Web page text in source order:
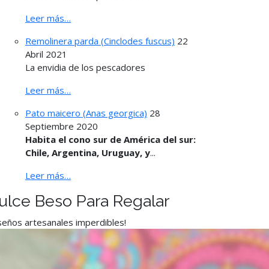
Leer más…
Remolinera parda (Cinclodes fuscus) 22
Abril 2021
La envidia de los pescadores
Leer más…
Pato maicero (Anas georgica) 28
Septiembre 2020
Habita el cono sur de América del sur:
Chile, Argentina, Uruguay, y...
Leer más…
Beso Para Regalar
artesanales imperdibles!